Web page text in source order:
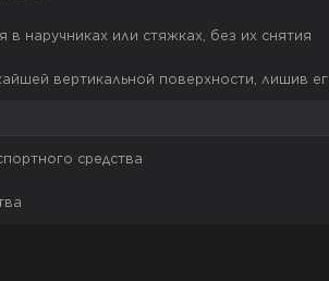
наручниках или стяжках, без их снятия
вертикальной поверхности, лишив
средства